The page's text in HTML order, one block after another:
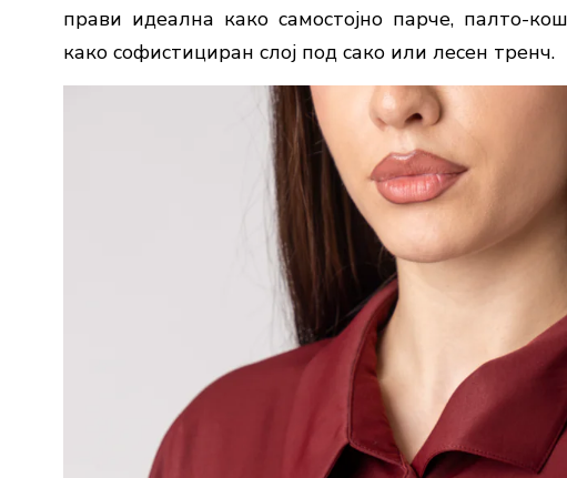
прави идеална како самостојно парче, палто-
како софистициран слој под сако или лесен тренч.